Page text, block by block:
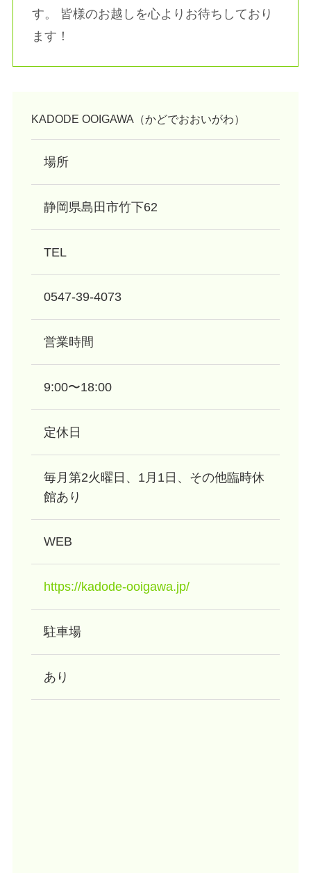
す。 皆様のお越しを心よりお待ちしており
ます！
KADODE OOIGAWA（かどでおおいがわ）
場所
静岡県島田市竹下62
TEL
0547-39-4073
営業時間
9:00〜18:00
定休日
毎月第2火曜日、1月1日、その他臨時休
館あり
WEB
https://kadode-ooigawa.jp/
駐車場
あり